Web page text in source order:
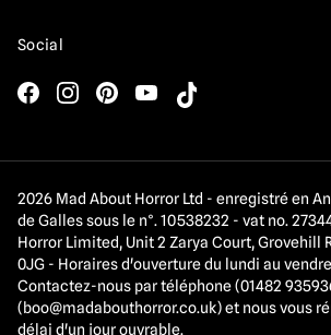
Social
2026 Mad About Horror Ltd - enregistré en
de Galles sous le n°. 10538232 - vat no.
Horror Limited, Unit 2 Zarya Court, Grovehill
0JG - Horaires d'ouverture du lundi au
Contactez-nous par téléphone (01482
(boo@madabouthorror.co.uk) et nous vous
délai d'un jour ouvrable.